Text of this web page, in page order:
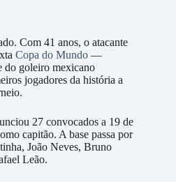
Com 41 anos, o atacante
Copa do Mundo —
do goleiro mexicano
jogadores da história a
27 convocados a 19 de
capitão. A base passa por
João Neves, Bruno
Leão.